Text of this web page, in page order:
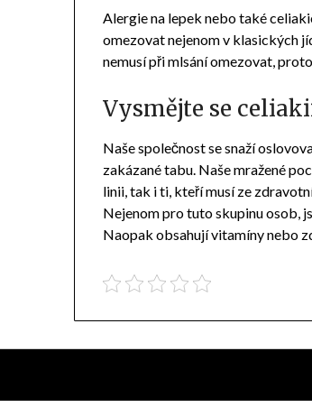
Alergie na lepek nebo také
omezovat nejenom v klasických
nemusí při mlsání omezovat,
Vysmějte se
Naše společnost se snaží
zakázané tabu. Naše mražené
linii, tak i ti, kteří musí ze
Nejenom pro tuto skupinu osob,
Naopak obsahují vitamíny nebo